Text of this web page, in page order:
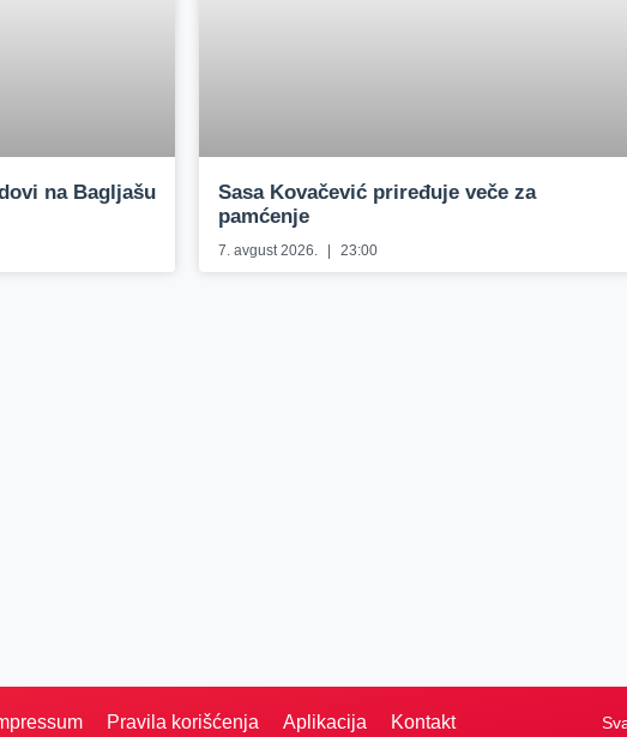
na Bagljašu
Sasa Kovačević priređuje veče za
pamćenje
7. avgust 2026. 23:00
Pravila korišćenja Aplikacija Kontakt